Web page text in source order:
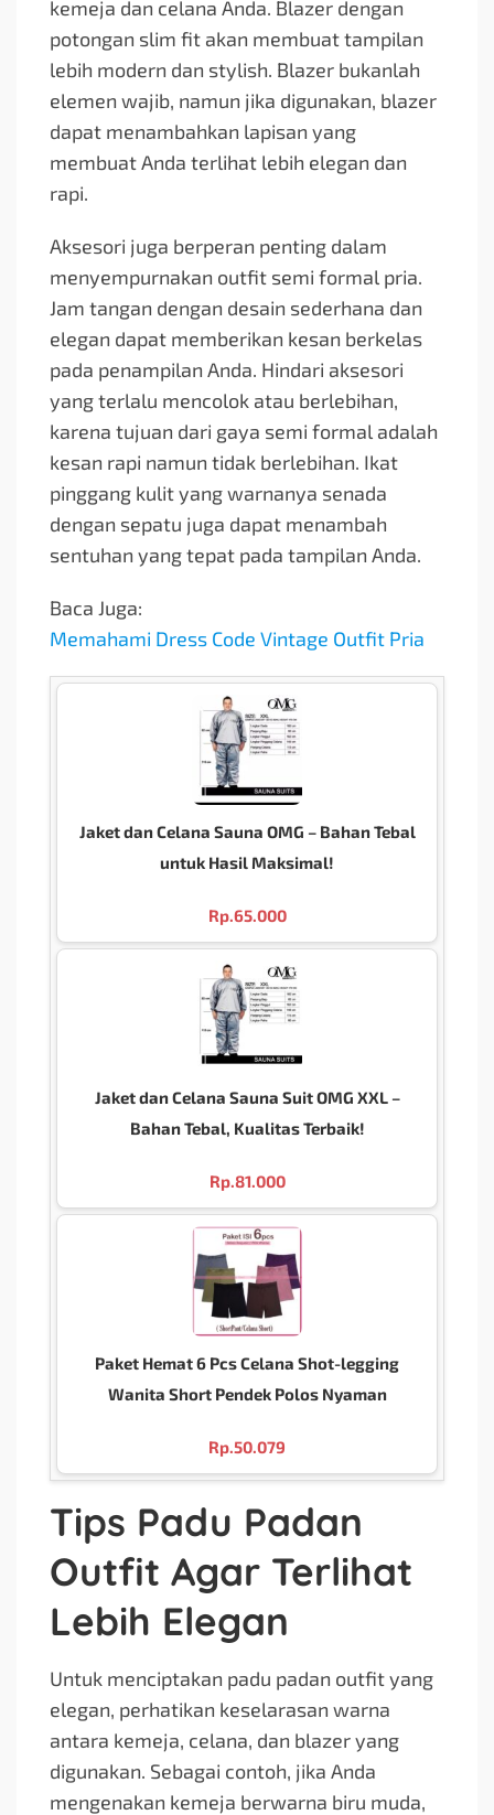
kemeja dan celana Anda. Blazer dengan
potongan slim fit akan membuat tampilan
lebih modern dan stylish. Blazer bukanlah
elemen wajib, namun jika digunakan, blazer
dapat menambahkan lapisan yang
membuat Anda terlihat lebih elegan dan
rapi.
Aksesori juga berperan penting dalam
menyempurnakan outfit semi formal pria.
Jam tangan dengan desain sederhana dan
elegan dapat memberikan kesan berkelas
pada penampilan Anda. Hindari aksesori
yang terlalu mencolok atau berlebihan,
karena tujuan dari gaya semi formal adalah
kesan rapi namun tidak berlebihan. Ikat
pinggang kulit yang warnanya senada
dengan sepatu juga dapat menambah
sentuhan yang tepat pada tampilan Anda.
Baca Juga:
Memahami Dress Code Vintage Outfit Pria
Jaket dan Celana Sauna OMG – Bahan Tebal
untuk Hasil Maksimal!
Rp.65.000
Jaket dan Celana Sauna Suit OMG XXL –
Bahan Tebal, Kualitas Terbaik!
Rp.81.000
Paket Hemat 6 Pcs Celana Shot-legging
Wanita Short Pendek Polos Nyaman
Rp.50.079
Tips Padu Padan
Outfit Agar Terlihat
Lebih Elegan
Untuk menciptakan padu padan outfit yang
elegan, perhatikan keselarasan warna
antara kemeja, celana, dan blazer yang
digunakan. Sebagai contoh, jika Anda
mengenakan kemeja berwarna biru muda,